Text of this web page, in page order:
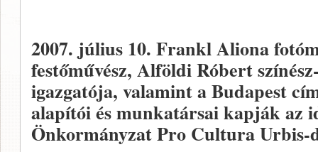
2007. július 10. Frankl Aliona
festőművész, Alföldi Róbert
igazgatója, valamint a Budapest
alapítói és munkatársai kapják az
Önkormányzat Pro Cultura